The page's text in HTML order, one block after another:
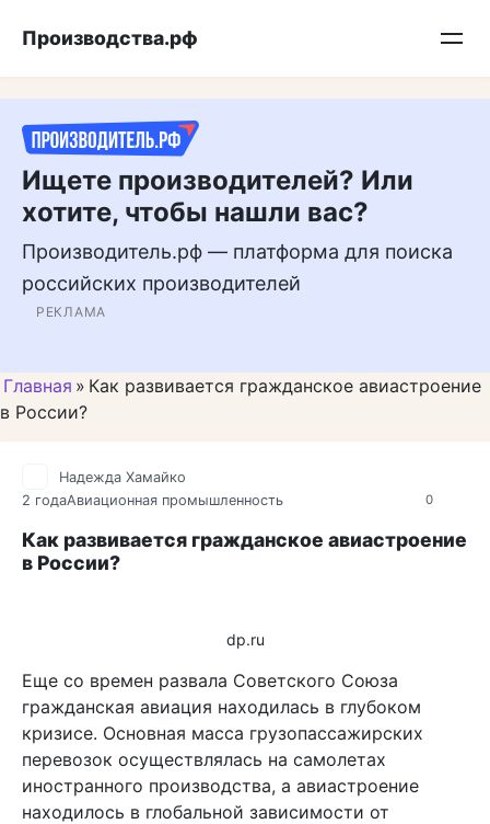
Подписывайтесь на нас в MAX
Производства.рф
Ищете производителей? Или
хотите, чтобы нашли вас?
Производитель.рф — платформа для поиска
российских производителей
РЕКЛАМА
Главная » Как развивается гражданское авиастроение
в России?
0
Надежда Хамайко
2 годаАвиационная промышленность
Как развивается гражданское авиастроение
в России?
dp.ru
Еще со времен развала Советского Союза
гражданская авиация находилась в глубоком
кризисе. Основная масса грузопассажирских
перевозок осуществлялась на самолетах
иностранного производства, а авиастроение
находилось в глобальной зависимости от